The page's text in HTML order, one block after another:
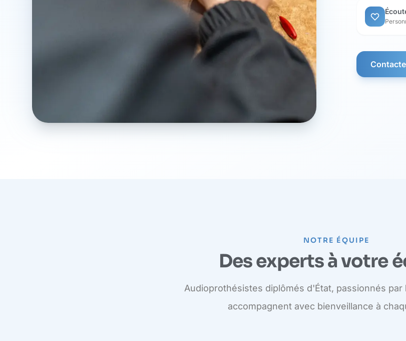
NOTRE ÉQUIPE
Des experts à votre
Audioprothésistes diplômés d'État, passionnés par
accompagnent avec bienveillance à